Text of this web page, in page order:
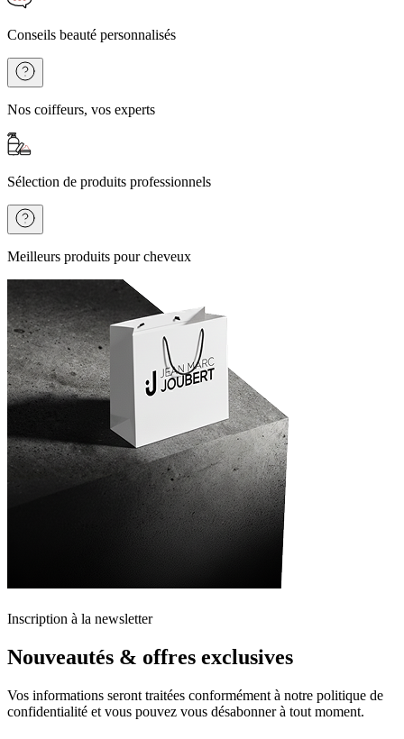
Conseils beauté personnalisés
Nos coiffeurs, vos experts
Sélection de produits professionnels
Meilleurs produits pour cheveux
Inscription à la newsletter
Nouveautés & offres exclusives
Vos informations seront traitées conformément à notre politique de
confidentialité et vous pouvez vous désabonner à tout moment.